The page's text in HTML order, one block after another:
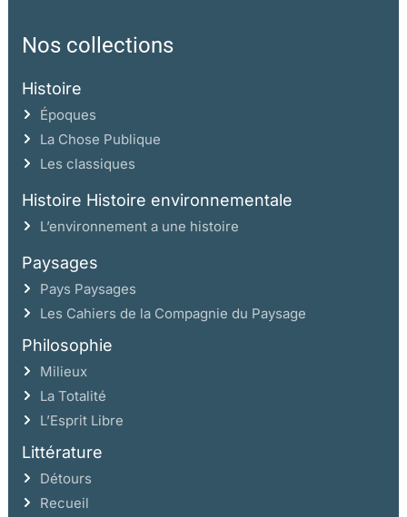
Nos collections
Histoire
Époques
La Chose Publique
Les classiques
Histoire Histoire environnementale
L’environnement a une histoire
Paysages
Pays Paysages
Les Cahiers de la Compagnie du Paysage
Philosophie
Milieux
La Totalité
L’Esprit Libre
Littérature
Détours
Recueil